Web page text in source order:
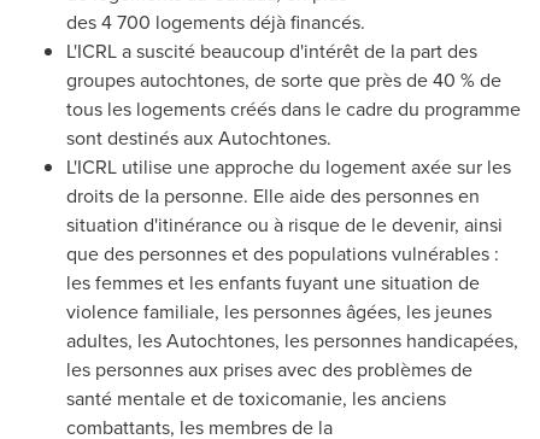
des 4 700 logements déjà financés.
L'ICRL a suscité beaucoup d'intérêt de la part des
groupes autochtones, de sorte que près de 40 % de
tous les logements créés dans le cadre du programme
sont destinés aux Autochtones.
L'ICRL utilise une approche du logement axée sur les
droits de la personne. Elle aide des personnes en
situation d'itinérance ou à risque de le devenir, ainsi
que des personnes et des populations vulnérables :
les femmes et les enfants fuyant une situation de
violence familiale, les personnes âgées, les jeunes
adultes, les Autochtones, les personnes handicapées,
les personnes aux prises avec des problèmes de
santé mentale et de toxicomanie, les anciens
combattants, les membres de la